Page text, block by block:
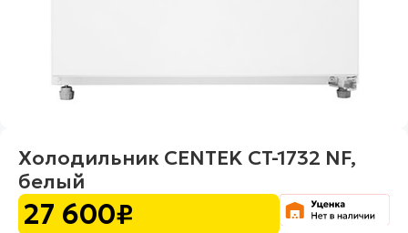
Холодильник CENTEK CT-1732 NF,
белый
27 600₽